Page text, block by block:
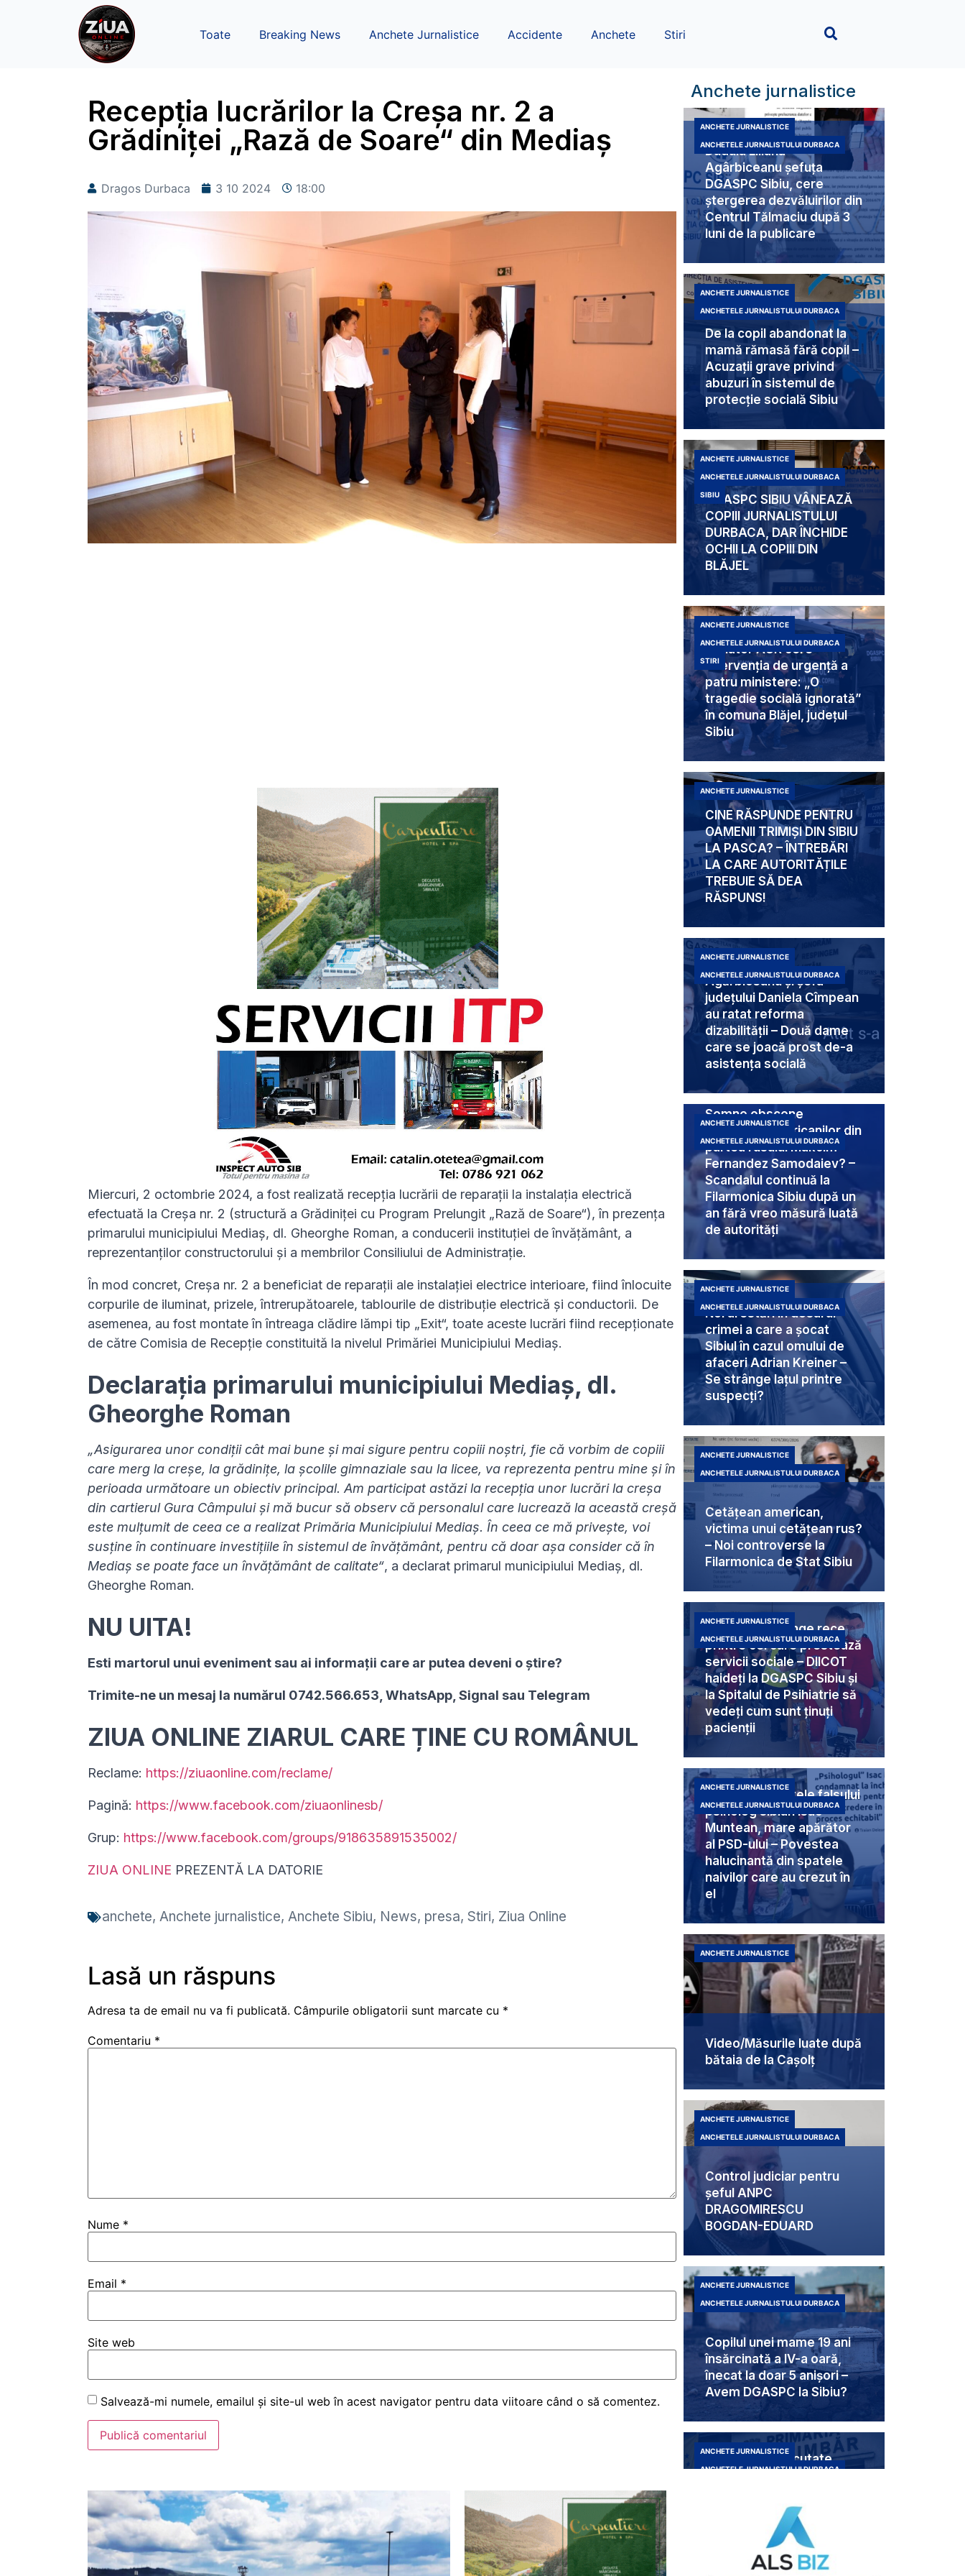
Toate Breaking News Anchete Jurnalistice Accidente Anchete Stiri
Recepția lucrărilor la Creșa nr. 2 a
Grădiniței „Rază de Soare“ din Mediaș
Dragos Durbaca 3 10 2024 18:00
Miercuri, 2 octombrie 2024, a fost realizată recepția lucrării de reparații la instalația electrică
efectuată la Creșa nr. 2 (structură a Grădiniței cu Program Prelungit „Rază de Soare“), în prezența
primarului municipiului Mediaș, dl. Gheorghe Roman, a conducerii instituției de învățământ, a
reprezentanților constructorului și a membrilor Consiliului de Administrație.
În mod concret, Creșa nr. 2 a beneficiat de reparații ale instalației electrice interioare, fiind înlocuite
corpurile de iluminat, prizele, întrerupătoarele, tablourile de distribuție electrică și conductorii. De
asemenea, au fost montate în întreaga clădire lămpi tip „Exit“, toate aceste lucrări fiind recepționate
de către Comisia de Recepție constituită la nivelul Primăriei Municipiului Mediaș.
Declarația primarului municipiului Mediaș, dl.
Gheorghe Roman
„Asigurarea unor condiții cât mai bune și mai sigure pentru copiii noștri, fie că vorbim de copiii
care merg la creșe, la grădinițe, la școlile gimnaziale sau la licee, va reprezenta pentru mine și în
perioada următoare un obiectiv principal. Am participat astăzi la recepția unor lucrări la creșa
din cartierul Gura Câmpului și mă bucur să observ că personalul care lucrează la această creșă
este mulțumit de ceea ce a realizat Primăria Municipiului Mediaș. În ceea ce mă privește, voi
susține în continuare investițiile în sistemul de învățământ, pentru că doar așa consider că în
Mediaș se poate face un învățământ de calitate“, a declarat primarul municipiului Mediaș, dl.
Gheorghe Roman.
NU UITA!
Esti martorul unui eveniment sau ai informaţii care ar putea deveni o ştire?
Trimite-ne un mesaj la numărul 0742.566.653, WhatsApp, Signal sau Telegram
ZIUA ONLINE ZIARUL CARE ȚINE CU ROMÂNUL
Reclame: https://ziuaonline.com/reclame/
Pagină: https://www.facebook.com/ziuaonlinesb/
Grup: https://www.facebook.com/groups/918635891535002/
ZIUA ONLINE PREZENTĂ LA DATORIE
anchete, Anchete jurnalistice, Anchete Sibiu, News, presa, Stiri, Ziua Online
Lasă un răspuns
Adresa ta de email nu va fi publicată. Câmpurile obligatorii sunt marcate cu *
Comentariu *
Nume *
Email *
Site web
Salvează-mi numele, emailul și site-ul web în acest navigator pentru data viitoare când o să comentez.
Anchete jurnalistice
Duduia Liliana
Agârbiceanu șefuța
DGASPC Sibiu, cere
ștergerea dezvăluirilor din
Centrul Tălmaciu după 3
luni de la publicare
ANCHETE JURNALISTICE
ANCHETELE JURNALISTULUI DURBACA
De la copil abandonat la
mamă rămasă fără copil –
Acuzații grave privind
abuzuri în sistemul de
protecție socială Sibiu
ANCHETE JURNALISTICE
ANCHETELE JURNALISTULUI DURBACA
DGASPC SIBIU VÂNEAZĂ
COPIII JURNALISTULUI
DURBACA, DAR ÎNCHIDE
OCHII LA COPIII DIN
BLĂJEL
ANCHETE JURNALISTICE
ANCHETELE JURNALISTULUI DURBACA
SIBIU
Senator AUR cere
intervenția de urgență a
patru ministere: „O
tragedie socială ignorată”
în comuna Blăjel, județul
Sibiu
ANCHETE JURNALISTICE
ANCHETELE JURNALISTULUI DURBACA
STIRI
CINE RĂSPUNDE PENTRU
OAMENII TRIMIȘI DIN SIBIU
LA PASCA? – ÎNTREBĂRI
LA CARE AUTORITĂȚILE
TREBUIE SĂ DEA
RĂSPUNS!
ANCHETE JURNALISTICE
Agărbiceanu și șefa
județului Daniela Cîmpean
au ratat reforma
dizabilității – Două dame
care se joacă prost de-a
asistența socială
ANCHETE JURNALISTICE
ANCHETELE JURNALISTULUI DURBACA
Semne obscene
destinate americanilor din
partea rusului Makcim
Fernandez Samodaiev? –
Scandalul continuă la
Filarmonica Sibiu după un
an fără vreo măsură luată
de autorități
ANCHETE JURNALISTICE
ANCHETELE JURNALISTULUI DURBACA
Noi arestări în dosarul
crimei a care a șocat
Sibiul în cazul omului de
afaceri Adrian Kreiner –
Se strânge lațul printre
suspecți?
ANCHETE JURNALISTICE
ANCHETELE JURNALISTULUI DURBACA
Cetățean american,
victima unui cetățean rus?
– Noi controverse la
Filarmonica de Stat Sibiu
ANCHETE JURNALISTICE
ANCHETELE JURNALISTULUI DURBACA
Criminali cu sânge rece
printre cei care prestează
servicii sociale – DIICOT
haideți la DGASPC Sibiu și
la Spitalul de Psihiatrie să
vedeți cum sunt ținuți
pacienții
ANCHETE JURNALISTICE
ANCHETELE JURNALISTULUI DURBACA
Umbra din spatele falsului
psiholog sibian Isac
Muntean, mare apărător
al PSD-ului – Povestea
halucinantă din spatele
naivilor care au crezut în
el
ANCHETE JURNALISTICE
ANCHETELE JURNALISTULUI DURBACA
Video/Măsurile luate după
bătaia de la Cașolț
ANCHETE JURNALISTICE
Control judiciar pentru
șeful ANPC
DRAGOMIRESCU
BOGDAN-EDUARD
ANCHETE JURNALISTICE
ANCHETELE JURNALISTULUI DURBACA
Copilul unei mame 19 ani
însărcinată a IV-a oară,
înecat la doar 5 anișori –
Avem DGASPC la Sibiu?
ANCHETE JURNALISTICE
ANCHETELE JURNALISTULUI DURBACA
Trei femei executate
singurii care au luptat
pentru drepturile acestor
victime ale sistemului
eșuat al valutiștilor
ANCHETE JURNALISTICE
ANCHETELE JURNALISTULUI DURBACA